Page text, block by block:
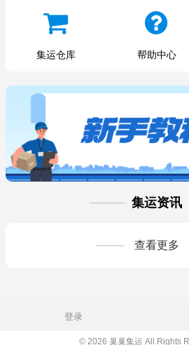
集运仓库 帮助中心
集运资讯
查看更多
登录
© 2026 巢巢集运 All Rights